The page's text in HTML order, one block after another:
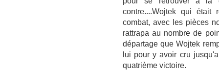
contre....Wojtek qui
combat, avec les pièces
rattrapa au nombre de
départage que Wojtek
lui pour y avoir cru
quatrième victoire.